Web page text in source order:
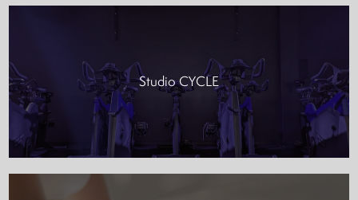
Studio CYCLE